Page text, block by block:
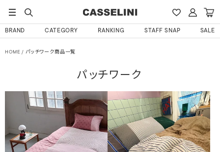
BRAND CATEGORY RANKING STAFF SNAP SALE
HOME パッチワーク商品一覧
パッチワーク